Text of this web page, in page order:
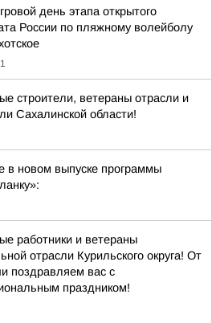
день этапа открытого
России по пляжному волейболу
строители, ветераны отрасли и
Сахалинской области!
в новом выпуске программы
работники и ветераны
отрасли Курильского округа! От
поздравляем вас с
праздником!